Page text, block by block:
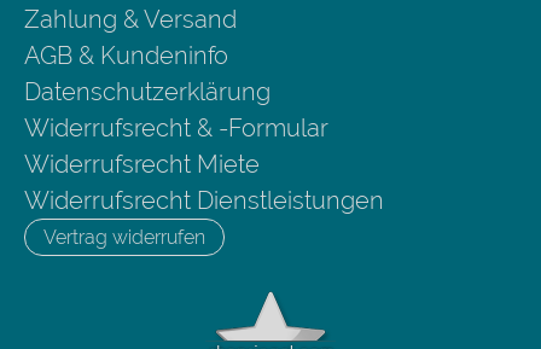
Zahlung & Versand
AGB & Kundeninfo
Datenschutzerklärung
Widerrufsrecht & -Formular
Widerrufsrecht Miete
Widerrufsrecht Dienstleistungen
Vertrag widerrufen